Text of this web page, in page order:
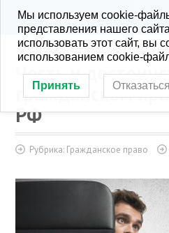
KONRA.RU
Честь и
гражданском
РФ
Рубрика: Гражданское право
Мы используем cookie-
представления нашего
использовать этот сайт, вы
использованием cookie-
Принять Отказаться